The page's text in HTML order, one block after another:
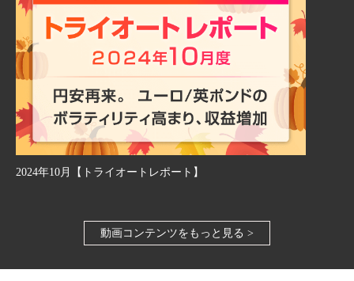
2024年10月【トライオートレポート】
動画コンテンツをもっと見る >